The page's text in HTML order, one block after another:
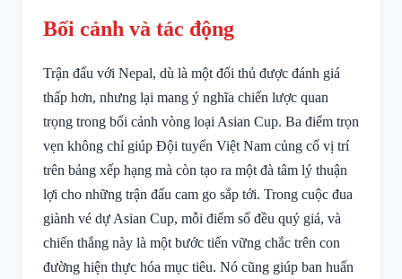
Bối cảnh và tác động
Trận đấu với Nepal, dù là một đối thủ được đánh giá
thấp hơn, nhưng lại mang ý nghĩa chiến lược quan
trọng trong bối cảnh vòng loại Asian Cup. Ba điểm trọn
vẹn không chỉ giúp Đội tuyển Việt Nam củng cố vị trí
trên bảng xếp hạng mà còn tạo ra một đà tâm lý thuận
lợi cho những trận đấu cam go sắp tới. Trong cuộc đua
giành vé dự Asian Cup, mỗi điểm số đều quý giá, và
chiến thắng này là một bước tiến vững chắc trên con
đường hiện thực hóa mục tiêu. Nó cũng giúp ban huấn